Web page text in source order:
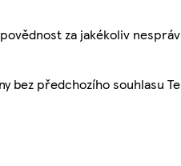
za jakékoliv
bez předchozího souhlasu